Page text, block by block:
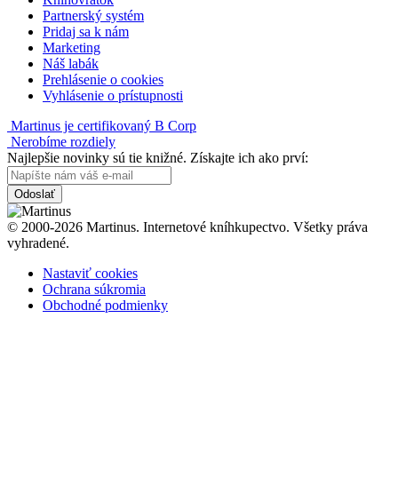
Partnerský systém
Pridaj sa k nám
Marketing
Náš labák
Prehlásenie o cookies
Vyhlásenie o prístupnosti
Martinus je certifikovaný B Corp
Nerobíme rozdiely
Najlepšie novinky sú tie knižné. Získajte ich ako prví:
Odoslať
© 2000-2026 Martinus. Internetové kníhkupectvo. Všetky práva
vyhradené.
Nastaviť cookies
Ochrana súkromia
Obchodné podmienky